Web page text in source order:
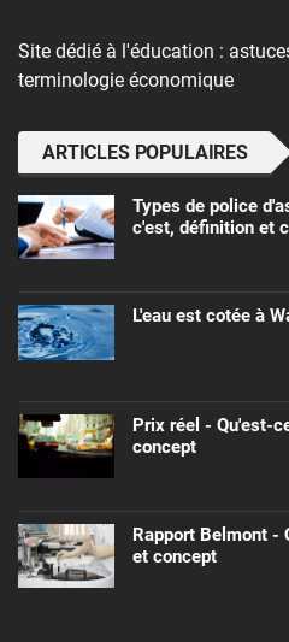
Site dédié à l'éducation :
terminologie économique
ARTICLES POPULAIRES
Types de police
c'est, définition et
L'eau est cotée à
Prix ​​réel - Qu'est-
concept
Rapport Belmont -
et concept